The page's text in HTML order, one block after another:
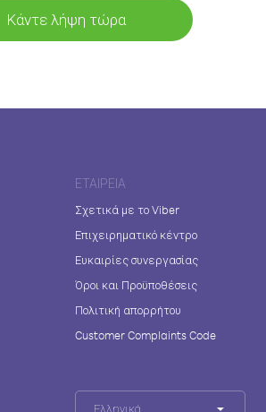
Κάντε λήψη τώρα
ΕΤΑΙΡΕΊΑ
Σχετικά με το Viber
Επιχειρηματικό κέντρο
Ευκαιρίες συνεργασίας
Όροι και Προϋποθέσεις
Πολιτική απορρήτου
Customer Complaints Code
Ελληνικά